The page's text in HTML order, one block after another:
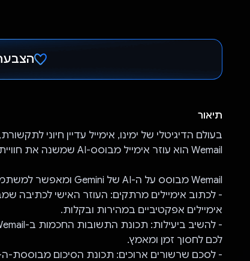
תיאור
בעולם הדיגיטלי של ימינו, אימייל עדיין חיוני
Wemail הוא עוזר אימייל מבוסס-AI שמשנה את חוויית השימוש באימייל.
Wemail מבוסס על ה-AI של Gemini ומאפשר למשתמשים:
אימיילים אפקטיביים במהירות ובקלות.
לכם לחסוך זמן ומאמץ.